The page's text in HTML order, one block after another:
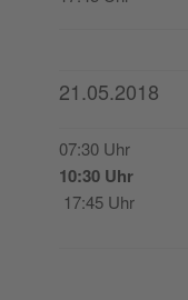
21.05.2018
07:30 Uhr
10:30 Uhr
17:45 Uhr